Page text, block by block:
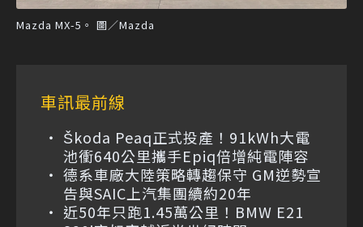
Mazda MX-5。 圖／Mazda
車訊最前線
Škoda Peaq正式投產！91kWh大電
池衝640公里攜手Epiq倍增純電陣容
德系車廠大陸策略轉趨保守 GM逆勢宣
告與SAIC上汽集團續約20年
近50年只跑1.45萬公里！BMW E21